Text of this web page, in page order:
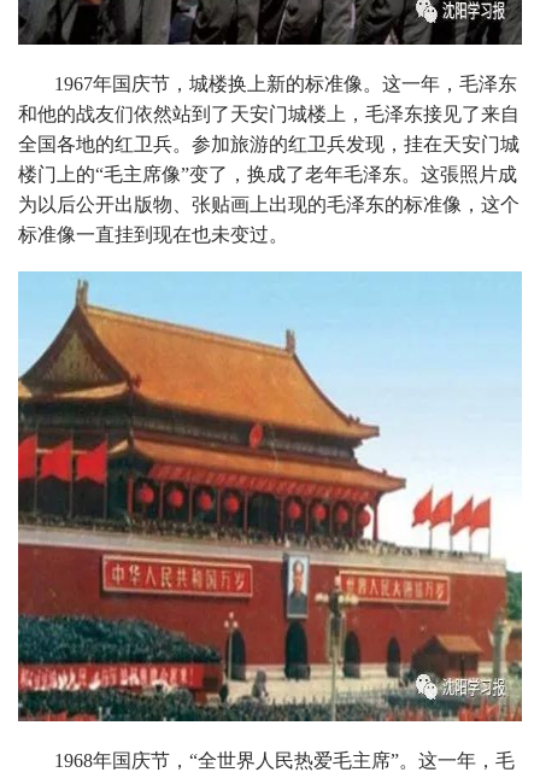
1967年国庆节，城楼换上新的标准像。这一年，毛泽东
和他的战友们依然站到了天安门城楼上，毛泽东接见了来自
全国各地的红卫兵。参加旅游的红卫兵发现，挂在天安门城
楼门上的“毛主席像”变了，换成了老年毛泽东。这張照片成
为以后公开出版物、张贴画上出现的毛泽东的标准像，这个
标准像一直挂到现在也未变过。
1968年国庆节，“全世界人民热爱毛主席”。这一年，毛